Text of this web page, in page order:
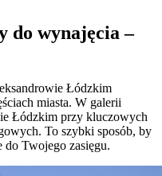
do wynajęcia –
Łódzkim
miasta. W galerii
Łódzkim przy kluczowych
To szybki sposób, by
do Twojego zasięgu.